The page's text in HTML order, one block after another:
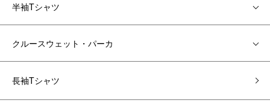
半袖Tシャツ
クルースウェット・パーカ
長袖Tシャツ